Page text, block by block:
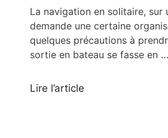
La navigation en solitaire, sur
demande une certaine
quelques précautions à
sortie en bateau se fasse en …
Lire l’article